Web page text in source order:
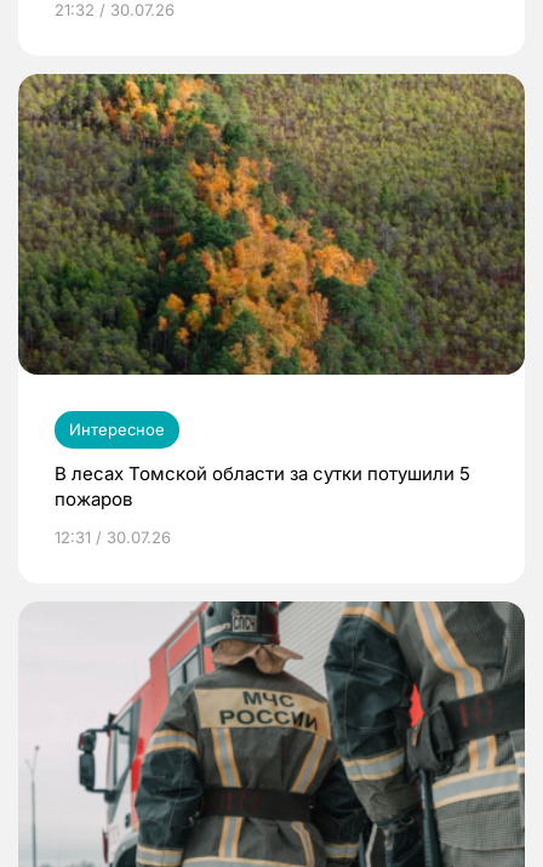
21:32 / 30.07.26
Интересное
В лесах Томской области за сутки потушили 5
пожаров
12:31 / 30.07.26